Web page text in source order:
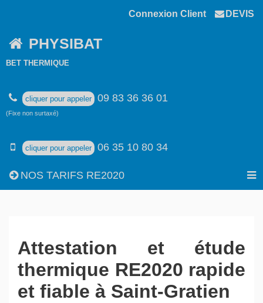
Connexion Client DEVIS
PHYSIBAT
BET THERMIQUE
cliquer pour appeler 09 83 36 36 01
(Fixe non surtaxé)
cliquer pour appeler 06 35 10 80 34
NOS TARIFS RE2020
Attestation et étude
thermique RE2020 rapide
et fiable à Saint-Gratien